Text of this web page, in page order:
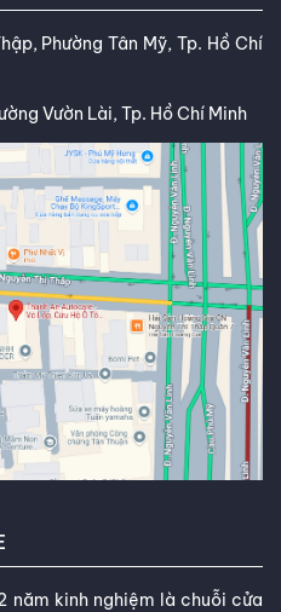
Phường Tân Mỹ, Tp. Hồ Chí
Vườn Lài, Tp. Hồ Chí Minh
năm kinh nghiệm là chuỗi cửa